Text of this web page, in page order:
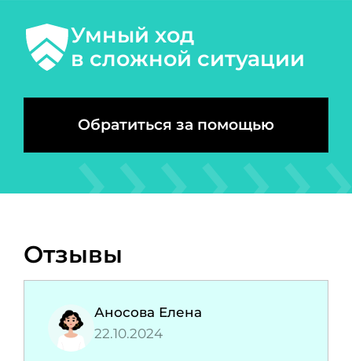
Умный ход
в сложной ситуации
Обратиться за помощью
Отзывы
Аносова Елена
22.10.2024